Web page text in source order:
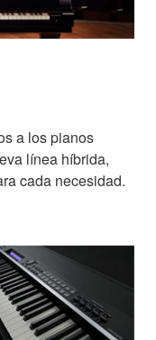
a los pianos
línea híbrida,
cada necesidad.